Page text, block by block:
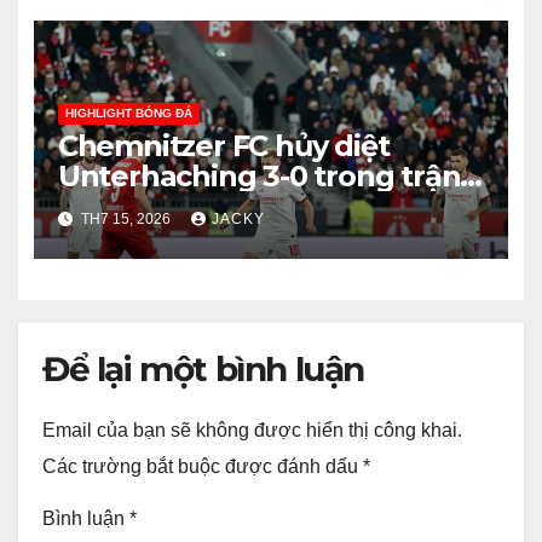
HIGHLIGHT BÓNG ĐÁ
Chemnitzer FC hủy diệt
Unterhaching 3-0 trong trận
giao hữu
TH7 15, 2026 JACKY
Để lại một bình luận
Email của bạn sẽ không được hiển thị công khai.
Các trường bắt buộc được đánh dấu *
Bình luận *